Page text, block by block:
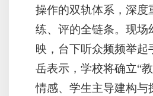
操作的双轨体系，深度
练、评的全链条。现场
映，台下听众频频举起
岳表示，学校将确立“
情感、学生主导建构与